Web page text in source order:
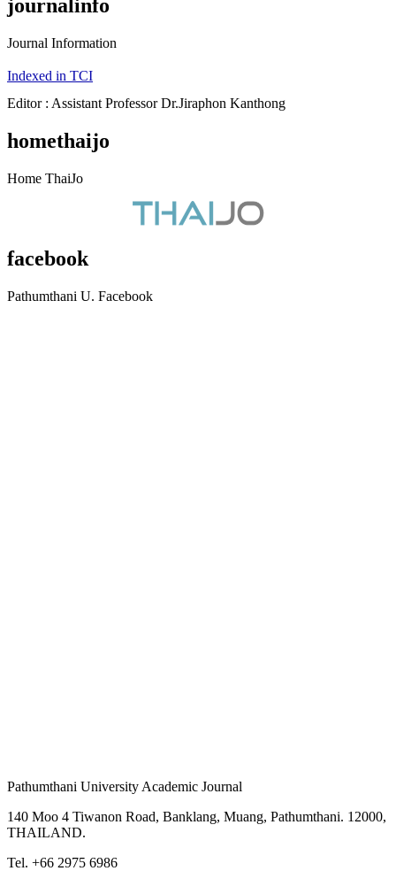
journalinfo
Journal Information
Indexed in TCI
Editor : Assistant Professor Dr.Jiraphon Kanthong
homethaijo
Home ThaiJo
facebook
Pathumthani U. Facebook
Pathumthani University Academic Journal
140 Moo 4 Tiwanon Road, Banklang, Muang, Pathumthani. 12000,
THAILAND.
Tel. +66 2975 6986